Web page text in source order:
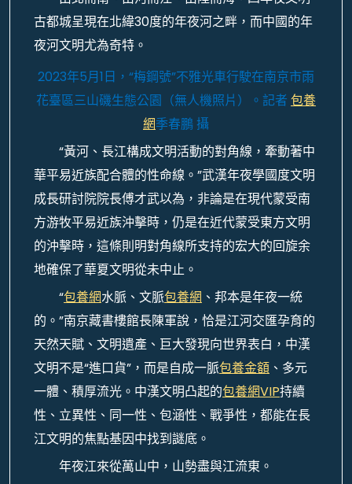
古都城呈現在北緯30度的年夜河之畔，而中國的年
夜河文明尤為奇特。
2023年5月1日，“梅鋼號”不雅光車行駛在南京市雨
花臺區三山磯生態公園（無人機照片）。 記者 包養
網季春鵬 攝
“黃河、長江構成文明活動的對角線，牽動著中
華平易近族配合體的性命線。”武漢年夜學國度文明
成長研討院院長傅才武以為，非論是在現代蒙受南
方游牧平易近族沖擊時，仍是在近代蒙受東方文明
的沖擊時，這條則明對角線所支持的宏大的回旋余
地確保了華夏文明從未中止。
“包養網水脈、文脈包養網 、邦本是年夜一統
的。”南京藏書樓館長陳軍說，恰是江河交匯孕育的
天然天賦、文明遺產、巨大發現向世界表白，中漢
文明不是“進口貨”，而是自成一脈包養金額 、多元
一體、積厚流光。中漢文明凸起的包養網VIP持續
性、立異性、同一性、包涵性、戰爭性，都能在長
江文明的焦點基因中找到謎底。
年夜江來從萬山中，山勢盡與江流東。